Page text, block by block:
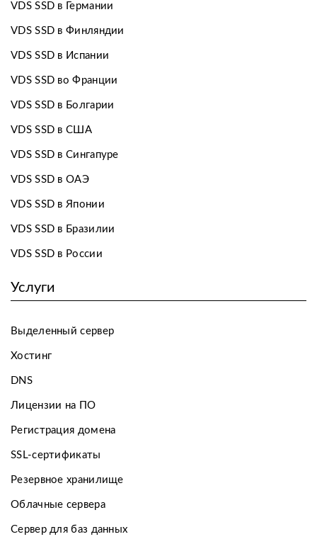
VDS SSD в Германии
VDS SSD в Финляндии
VDS SSD в Испании
VDS SSD во Франции
VDS SSD в Болгарии
VDS SSD в США
VDS SSD в Сингапуре
VDS SSD в ОАЭ
VDS SSD в Японии
VDS SSD в Бразилии
VDS SSD в России
Услуги
Выделенный сервер
Хостинг
DNS
Лицензии на ПО
Регистрация домена
SSL-сертификаты
Резервное хранилище
Облачные сервера
Сервер для баз данных